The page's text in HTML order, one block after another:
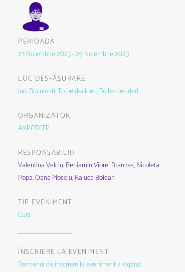
PERIOADA
27 Noiembrie 2023 - 29 Noiembrie 2023
LOC DESFĂŞURARE
Jud. Bucuresti, To be decided, To be decided
ORGANIZATOR
ANPCDEFP
RESPONSABIL(I):
Valentina Velciu,Beniamin Viorel Branzas,Nicoleta
Popa,Oana Mosoiu,Raluca Boldan
TIP EVENIMENT
Curs
ÎNSCRIERE LA EVENIMENT
Termenul de înscriere la eveniment a expirat.